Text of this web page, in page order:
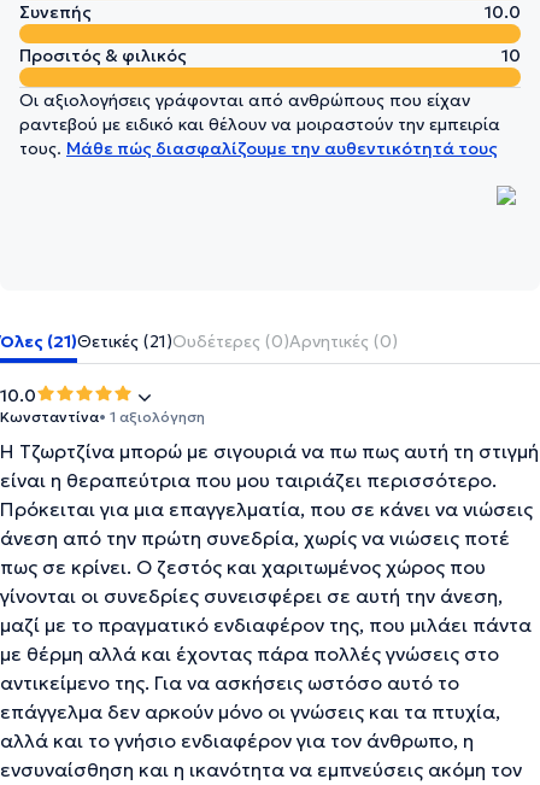
Συνεπής
10.0
Προσιτός & φιλικός
10
Οι αξιολογήσεις γράφονται από ανθρώπους που είχαν
ραντεβού με ειδικό και θέλουν να μοιραστούν την εμπειρία
τους. Μάθε πώς διασφαλίζουμε την αυθεντικότητά τους
Όλες (21)Θετικές (21)Ουδέτερες (0)Αρνητικές (0)
10.0
Κωνσταντίνα• 1 αξιολόγηση
Η Τζωρτζίνα μπορώ με σιγουριά να πω πως αυτή τη στιγμή
είναι η θεραπεύτρια που μου ταιριάζει περισσότερο.
Πρόκειται για μια επαγγελματία, που σε κάνει να νιώσεις
άνεση από την πρώτη συνεδρία, χωρίς να νιώσεις ποτέ
πως σε κρίνει. Ο ζεστός και χαριτωμένος χώρος που
γίνονται οι συνεδρίες συνεισφέρει σε αυτή την άνεση,
μαζί με το πραγματικό ενδιαφέρον της, που μιλάει πάντα
με θέρμη αλλά και έχοντας πάρα πολλές γνώσεις στο
αντικείμενο της. Για να ασκήσεις ωστόσο αυτό το
επάγγελμα δεν αρκούν μόνο οι γνώσεις και τα πτυχία,
αλλά και το γνήσιο ενδιαφέρον για τον άνθρωπο, η
ενσυναίσθηση και η ικανότητα να εμπνεύσεις ακόμη τον